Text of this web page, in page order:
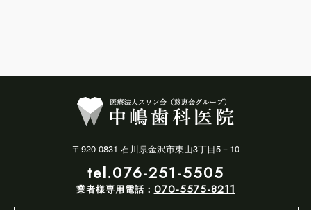
〒920-0831 石川県金沢市東山3丁目5－10
tel.076-251-5505
業者様専用電話： 070-5575-8211